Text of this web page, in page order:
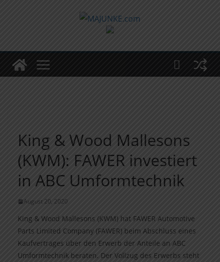
King & Wood Mallesons
(KWM): FAWER investiert
in ABC Umformtechnik
August 20, 2020
King & Wood Mallesons (KWM) hat FAWER Automotive
Parts Limited Company (FAWER) beim Abschluss eines
Kaufvertrages über den Erwerb der Anteile an ABC
Umformtechnik beraten. Der Vollzug des Erwerbs steht